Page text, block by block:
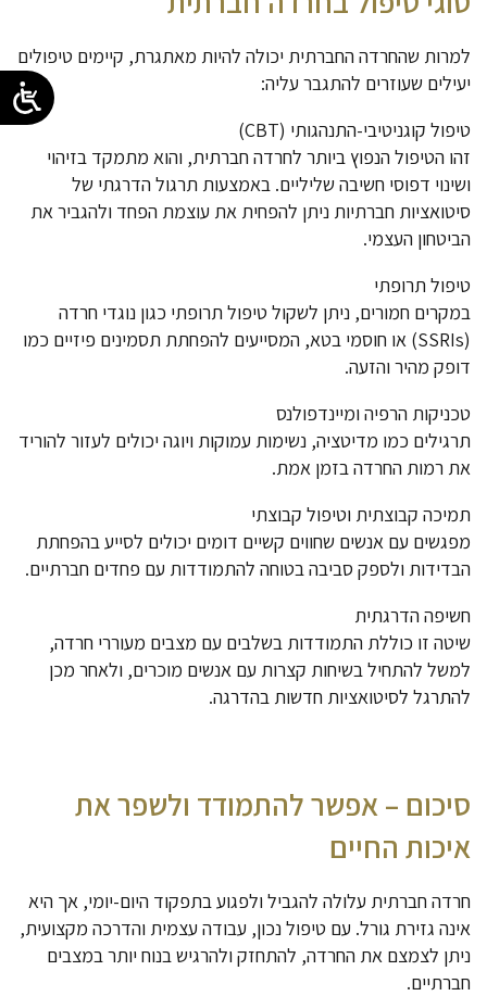
למרות שהחרדה החברתית יכולה להיות מאתגרת, קיימים טיפולים
יעילים שעוזרים להתגבר עליה:
טיפול קוגניטיבי-התנהגותי (CBT)
זהו הטיפול הנפוץ ביותר לחרדה חברתית, והוא מתמקד בזיהוי
ושינוי דפוסי חשיבה שליליים. באמצעות תרגול הדרגתי של
סיטואציות חברתיות ניתן להפחית את עוצמת הפחד ולהגביר את
הביטחון העצמי.
טיפול תרופתי
במקרים חמורים, ניתן לשקול טיפול תרופתי כגון נוגדי חרדה
(SSRIs) או חוסמי בטא, המסייעים להפחתת תסמינים פיזיים כמו
דופק מהיר והזעה.
טכניקות הרפיה ומיינדפולנס
תרגילים כמו מדיטציה, נשימות עמוקות ויוגה יכולים לעזור להוריד
את רמות החרדה בזמן אמת.
תמיכה קבוצתית וטיפול קבוצתי
מפגשים עם אנשים שחווים קשיים דומים יכולים לסייע בהפחתת
הבדידות ולספק סביבה בטוחה להתמודדות עם פחדים חברתיים.
חשיפה הדרגתית
שיטה זו כוללת התמודדות בשלבים עם מצבים מעוררי חרדה,
למשל להתחיל בשיחות קצרות עם אנשים מוכרים, ולאחר מכן
להתרגל לסיטואציות חדשות בהדרגה.
סיכום – אפשר להתמודד ולשפר את
איכות החיים
חרדה חברתית עלולה להגביל ולפגוע בתפקוד היום-יומי, אך היא
אינה גזירת גורל. עם טיפול נכון, עבודה עצמית והדרכה מקצועית,
ניתן לצמצם את החרדה, להתחזק ולהרגיש בנוח יותר במצבים
חברתיים.